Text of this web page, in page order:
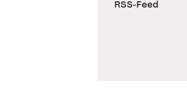
RSS-Feed